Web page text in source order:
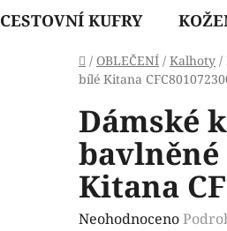
CESTOVNÍ KUFRY
Domů
/ OBLEČENÍ / Kalhoty /
bílé Kitana
Dámské
Kitana
Průměrné
Neohodnoceno